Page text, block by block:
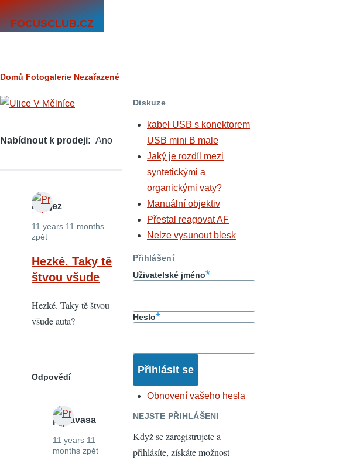
FOCUSCLUB.CZ
Drobečková
navigace
Domů Fotogalerie Nezařazené
Nabídnout k prodeji Ano
Petrjez
11 years 11 months
zpět
Hezké. Taky tě
štvou všude
Hezké. Taky tě štvou
všude auta?
Odpovědí
pepavasa
11 years 11
months zpět
Diskuze
kabel USB s konektorem
USB mini B male
Jaký je rozdíl mezi
syntetickými a
organickými vaty?
Manuální objektiv
Přestal reagovat AF
Nelze vysunout blesk
Přihlášení
Uživatelské jméno
Heslo
Obnovení vašeho hesla
NEJSTE PŘIHLÁŠENI
Když se zaregistrujete a
přihlásíte, získáte možnost